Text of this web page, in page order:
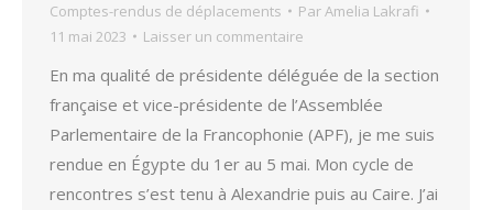
Comptes-rendus de déplacements Par Amelia Lakrafi
11 mai 2023
Laisser un commentaire
En ma qualité de présidente déléguée de la section
française et vice-présidente de l’Assemblée
Parlementaire de la Francophonie (APF), je me suis
rendue en Égypte du 1er au 5 mai. Mon cycle de
rencontres s’est tenu à Alexandrie puis au Caire. J’ai